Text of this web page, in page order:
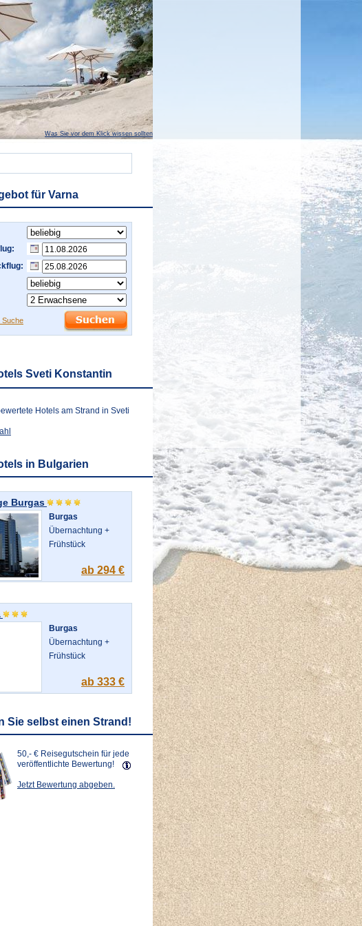
Was Sie vor dem Klick wissen sollten
für Varna
Suche
Sveti Konstantin
Hotels am Strand in Sveti
in Bulgarien
Burgas
Burgas
Übernachtung +
Frühstück
ab 294 €
Burgas
Übernachtung +
Frühstück
ab 333 €
Sie selbst einen Strand!
50,- € Reisegutschein für jede
veröffentlichte Bewertung!
Jetzt Bewertung abgeben.